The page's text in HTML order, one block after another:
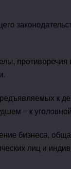
противоречия
к
– к уголовной
бизнеса,
лиц и